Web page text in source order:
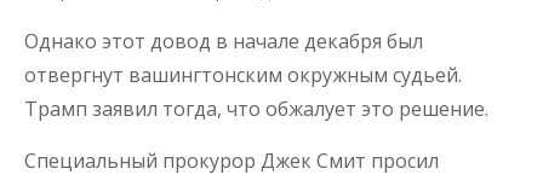
Однако этот довод в начале декабря был
отвергнут вашингтонским окружным судьей.
Трамп заявил тогда, что обжалует это решение.
Специальный прокурор Джек Смит просил